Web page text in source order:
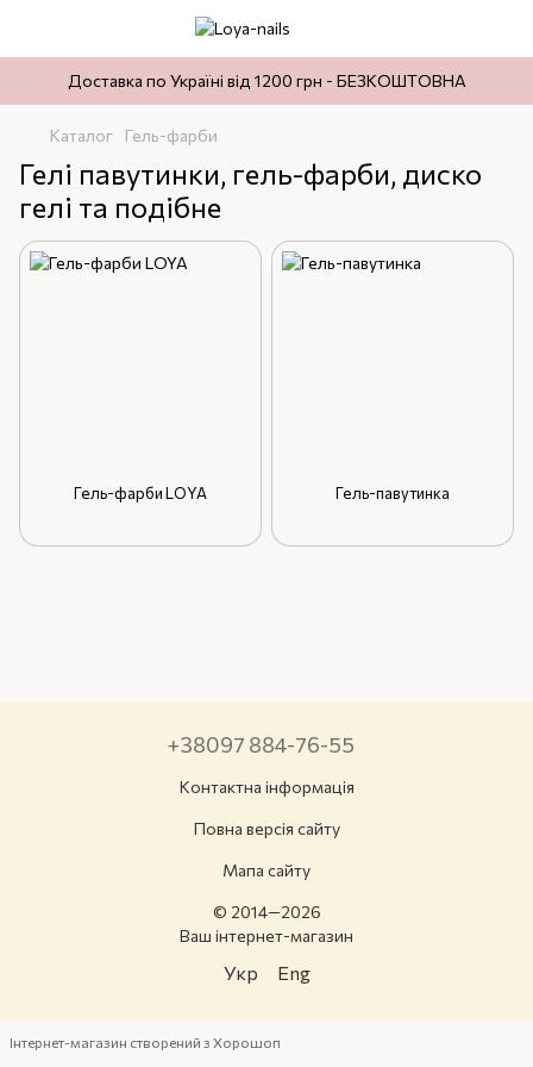
Доставка по Україні від 1200 грн - БЕЗКОШТОВНА
Каталог Гель-фарби
Гелі павутинки, гель-фарби, диско
гелі та подібне
Гель-фарби LOYA Гель-павутинка
+38097 884-76-55
Контактна інформація
Повна версія сайту
Мапа сайту
© 2014—2026
Ваш інтернет-магазин
Укр Eng
Інтернет-магазин створений з Хорошоп